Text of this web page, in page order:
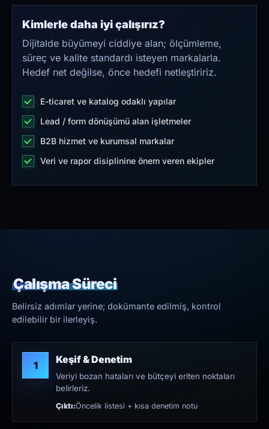
Kimlerle daha iyi çalışırız?
Dijitalde büyümeyi ciddiye alan; ölçümleme,
süreç ve kalite standardı isteyen markalarla.
Hedef net değilse, önce hedefi netleştiririz.
E-ticaret ve katalog odaklı yapılar
Lead / form dönüşümü alan işletmeler
B2B hizmet ve kurumsal markalar
Veri ve rapor disiplinine önem veren ekipler
Çalışma Süreci
Belirsiz adımlar yerine; dokümante edilmiş, kontrol
edilebilir bir ilerleyiş.
1 Keşif & Denetim
Veriyi bozan hataları ve bütçeyi eriten noktaları
belirleriz.
Çıktı:Öncelik listesi + kısa denetim notu